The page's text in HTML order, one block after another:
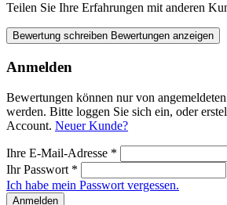
Teilen Sie Ihre Erfahrungen mit anderen
Bewertung schreiben Bewertungen anzeigen
Anmelden
Bewertungen können nur von
werden. Bitte loggen Sie sich ein, oder
Account. Neuer Kunde?
Ihre E-Mail-Adresse *
Ihr Passwort *
Ich habe mein Passwort vergessen.
Anmelden